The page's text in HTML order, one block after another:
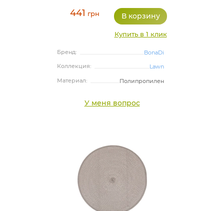
441 грн
Купить в 1 клик
Бренд:
BonaDi
Коллекция:
Lawn
Материал:
Полипропилен
У меня вопрос